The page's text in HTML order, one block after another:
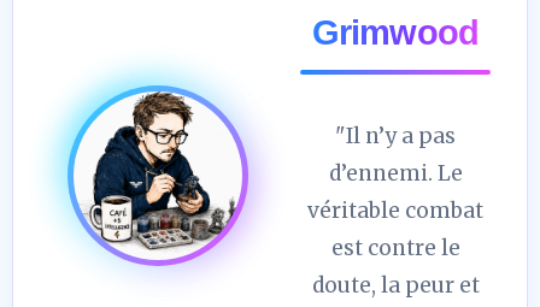
Grimwood
"Il n’y a pas
d’ennemi. Le
véritable combat
est contre le
doute, la peur et